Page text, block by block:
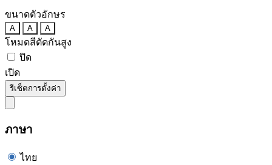
ขนาดตัวอักษร
A A A
โหมดสีตัดกันสูง
ปิด
เปิด
รีเซ็ตการตั้งค่า
ภาษา
ไทย